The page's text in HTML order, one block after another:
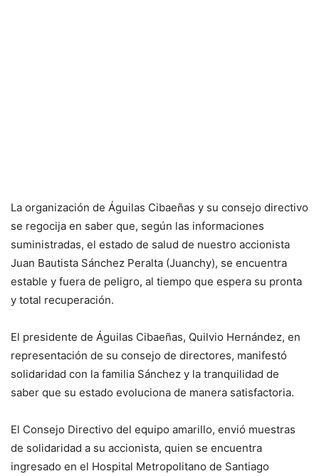
La organización de Águilas Cibaeñas y su consejo directivo
se regocija en saber que, según las informaciones
suministradas, el estado de salud de nuestro accionista
Juan Bautista Sánchez Peralta (Juanchy), se encuentra
estable y fuera de peligro, al tiempo que espera su pronta
y total recuperación.
El presidente de Águilas Cibaeñas, Quilvio Hernández, en
representación de su consejo de directores, manifestó
solidaridad con la familia Sánchez y la tranquilidad de
saber que su estado evoluciona de manera satisfactoria.
El Consejo Directivo del equipo amarillo, envió muestras
de solidaridad a su accionista, quien se encuentra
ingresado en el Hospital Metropolitano de Santiago